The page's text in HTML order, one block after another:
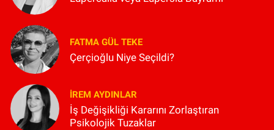
FATMA GÜL TEKE
Çerçioğlu Niye Seçildi?
İREM AYDINLAR
İş Değişikliği Kararını Zorlaştıran
Psikolojik Tuzaklar